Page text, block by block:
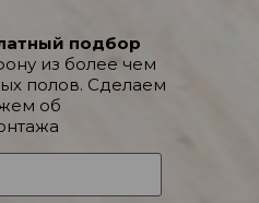
подбор
из более чем
полов. Сделаем
об